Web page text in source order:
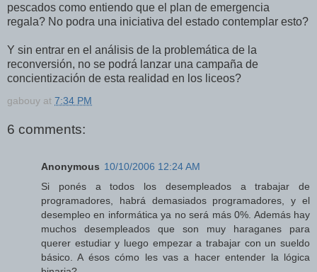
pescados como entiendo que el plan de emergencia
regala? No podra una iniciativa del estado contemplar esto?
Y sin entrar en el análisis de la problemática de la
reconversión, no se podrá lanzar una campaña de
concientización de esta realidad en los liceos?
gabouy at 7:34 PM
6 comments:
Anonymous 10/10/2006 12:24 AM
Si ponés a todos los desempleados a trabajar de
programadores, habrá demasiados programadores, y el
desempleo en informática ya no será más 0%. Además hay
muchos desempleados que son muy haraganes para
querer estudiar y luego empezar a trabajar con un sueldo
básico. A ésos cómo les vas a hacer entender la lógica